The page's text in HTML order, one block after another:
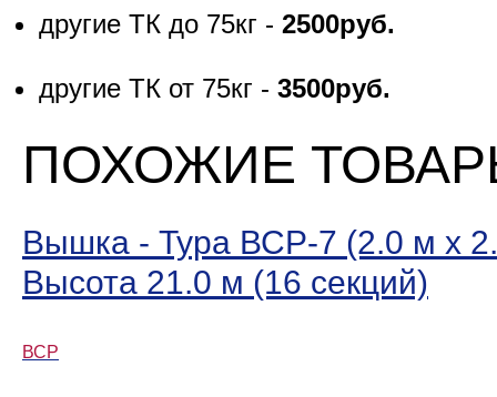
другие ТК до 75кг - 2500руб.
другие ТК от 75кг - 3500руб.
ПОХОЖИЕ
Вышка - Тура ВСР-7 (2.0 м х
Высота 21.0 м (16 секций)
ВСР